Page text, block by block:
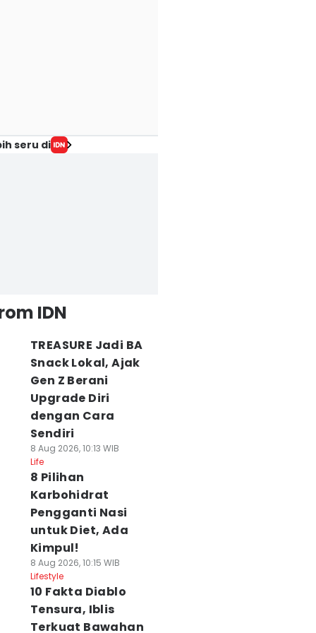
seru di
IDN
TREASURE Jadi BA
Snack Lokal, Ajak
Gen Z Berani
Upgrade Diri
dengan Cara
Sendiri
8 Aug 2026, 10:13 WIB
Life
8 Pilihan
Karbohidrat
Pengganti Nasi
untuk Diet, Ada
Kimpul!
8 Aug 2026, 10:15 WIB
Lifestyle
10 Fakta Diablo
Tensura, Iblis
Terkuat Bawahan